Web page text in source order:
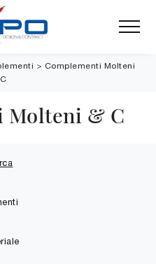
> Complementi Molteni
Molteni & C